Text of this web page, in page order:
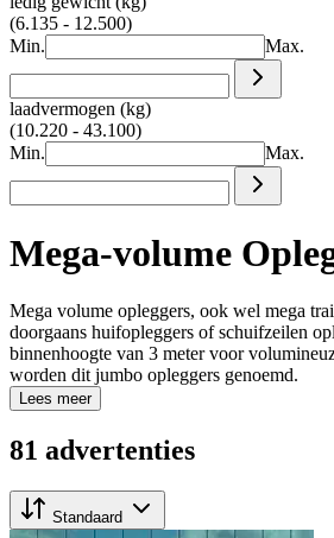
(6.135 - 12.500)
Min.
Max.
laadvermogen (kg)
(10.220 - 43.100)
Min.
Max.
Mega-volume
Mega volume opleggers, ook wel mega
doorgaans huifopleggers of schuifzeilen
binnenhoogte van 3 meter voor
worden dit jumbo opleggers genoemd.
Lees meer
81 advertenties
Standaard